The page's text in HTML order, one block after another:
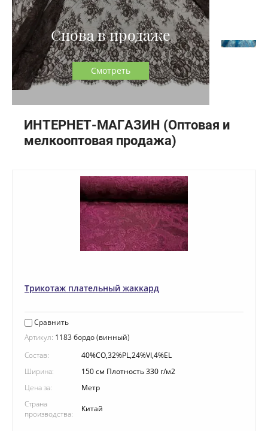
Снова в продаже
Смотреть
ИНТЕРНЕТ-МАГАЗИН (Оптовая и
мелкооптовая продажа)
Трикотаж плательный жаккард
Сравнить
Артикул: 1183 бордо (винный)
Состав:
40%CO,32%PL,24%VI,4%EL
Ширина:
150 см Плотность 330 г/м2
Цена за:
Метр
Страна
производства:
Китай